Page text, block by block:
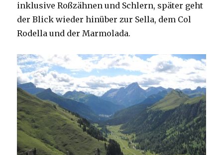
inklusive Roßzähnen und Schlern, später geht
der Blick wieder hinüber zur Sella, dem Col
Rodella und der Marmolada.